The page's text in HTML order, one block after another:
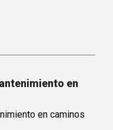
en